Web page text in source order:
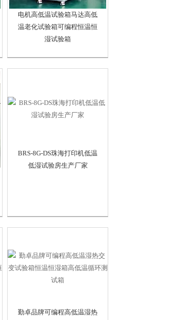
电机高低温试验箱马达高低
温老化试验箱可编程恒温恒
湿试验箱
BRS-8G-DS珠海打印机低温
低湿试验房生产厂家
勤卓品牌可编程高低温湿热